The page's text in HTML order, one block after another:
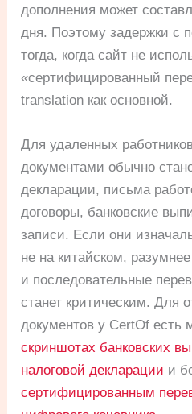
дополнения может
дня. Поэтому задержки с
тогда, когда сайт не
«сертифицированный
translation как основной.
Для удаленных
документами обычно
декларации, письма
договоры, банковские
записи. Если они
не на китайском,
и последовательные
станет критическим. Для
документов у CertOf есть
скриншотах банковских
налоговой декларации и
сертифицированным